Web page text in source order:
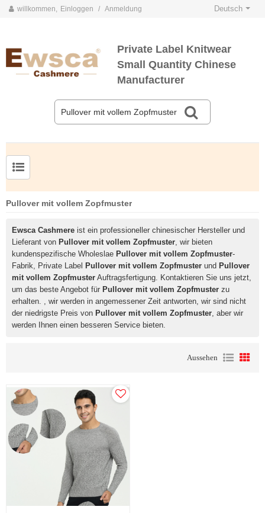
willkommen, Einloggen / Anmeldung Deutsch
Private Label Knitwear
Small Quantity Chinese
Manufacturer
Pullover mit vollem Zopfmuster
Ewsca Cashmere ist ein professioneller chinesischer Hersteller und
Lieferant von Pullover mit vollem Zopfmuster, wir bieten
kundenspezifische Wholeslae Pullover mit vollem Zopfmuster-
Fabrik, Private Label Pullover mit vollem Zopfmuster und Pullover
mit vollem Zopfmuster Auftragsfertigung. Kontaktieren Sie uns jetzt,
um das beste Angebot für Pullover mit vollem Zopfmuster zu
erhalten. , wir werden in angemessener Zeit antworten, wir sind nicht
der niedrigste Preis von Pullover mit vollem Zopfmuster, aber wir
werden Ihnen einen besseren Service bieten.
Aussehen